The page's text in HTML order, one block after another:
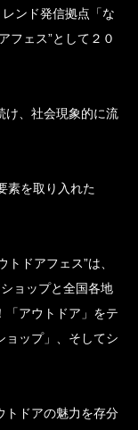
ンド発信拠点「な
フェス”として２０
け、社会現象的に流
素を取り入れた
ドアフェス”は、
ョップと全国各地
「アウトドア」をテ
ョップ」、そしてシ
トドアの魅力を存分